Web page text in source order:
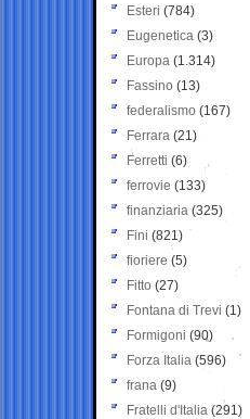
Esteri (784)
Eugenetica (3)
Europa (1.314)
Fassino (13)
federalismo (167)
Ferrara (21)
Ferretti (6)
ferrovie (133)
finanziaria (325)
Fini (821)
fioriere (5)
Fitto (27)
Fontana di Trevi (1)
Formigoni (90)
Forza Italia (596)
frana (9)
Fratelli d'Italia (291)